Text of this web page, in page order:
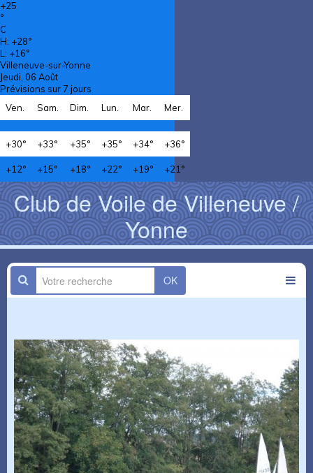
+25
°
C
H: +28°
L: +16°
Villeneuve-sur-Yonne
Jeudi, 06 Août
Prévisions sur 7 jours
Ven.
Sam. Dim. Lun. Mar. Mer.
+30° +33° +35° +35° +34° +36°
+12° +15° +18° +22° +19° +21°
Club de Voile de Villeneuve /
Yonne
OK